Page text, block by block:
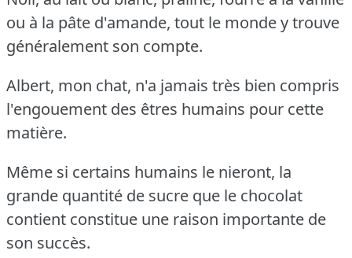
ou à la pâte d'amande, tout le monde y trouve
généralement son compte.
Albert, mon chat, n'a jamais très bien compris
l'engouement des êtres humains pour cette
matière.
Même si certains humains le nieront, la
grande quantité de sucre que le chocolat
contient constitue une raison importante de
son succès.